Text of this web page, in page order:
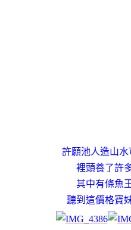
許願池人造山水
裡頭養了許
其中有條魚
聽到這價格寶